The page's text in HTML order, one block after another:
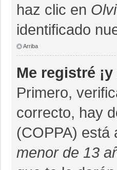
haz clic en
identificado
Arriba
Me registré
Primero,
correcto, hay
(COPPA) está
menor de 13